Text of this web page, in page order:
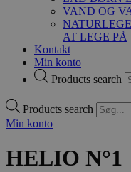
VAND OG
AT LEGE PÅ
Kontakt
Min konto
Products search
Products search
Min konto
HELIO N°1